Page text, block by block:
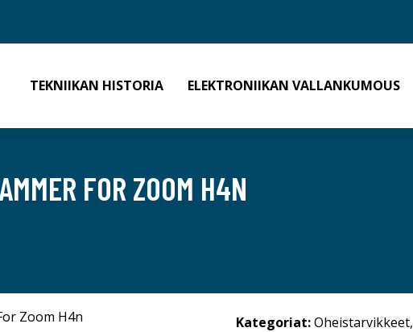
TEKNIIKAN HISTORIA ELEKTRONIIKAN VALLANKUMOUS
FOR ZOOM H4N
Kategoriat:Oheistarvikkeet,